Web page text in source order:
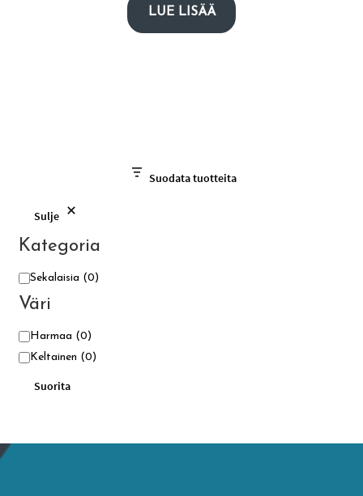
LUE LISÄÄ
Suodata tuotteita
Sulje
Kategoria
Kategoria
Sekalaisia (0)
Väri
VäriHarmaa (0)
Keltainen (0)
Suorita